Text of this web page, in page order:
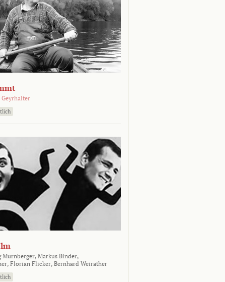
Murnberger, Markus Binder,
Florian Flicker, Bernhard Weirather